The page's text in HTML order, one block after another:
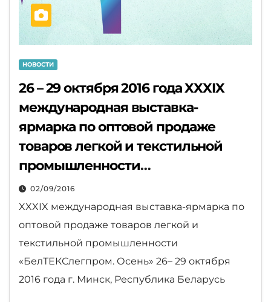
НОВОСТИ
26 – 29 октября 2016 года XXXIX
международная выставка-
ярмарка по оптовой продаже
товаров легкой и текстильной
промышленности
«БелТЕКСлегпром. Осень»
02/09/2016
XXXIX международная выставка-ярмарка по
оптовой продаже товаров легкой и
текстильной промышленности
«БелТЕКСлегпром. Осень» 26– 29 октября
2016 года г. Минск, Республика Беларусь